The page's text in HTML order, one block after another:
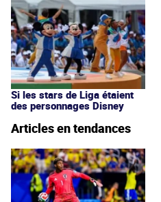
Si les stars de Liga étaient
des personnages Disney
Articles en tendances